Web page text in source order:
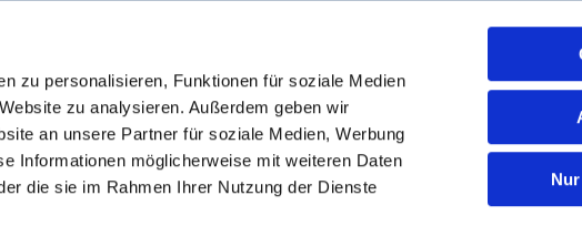
zu personalisieren, Funktionen für soziale Medien
zu analysieren. Außerdem geben wir
an unsere Partner für soziale Medien, Werbung
Informationen möglicherweise mit weiteren Daten
die sie im Rahmen Ihrer Nutzung der Dienste
· Yorckstr. 88C, 10965 Berlin mail@bernhard-
Impressum